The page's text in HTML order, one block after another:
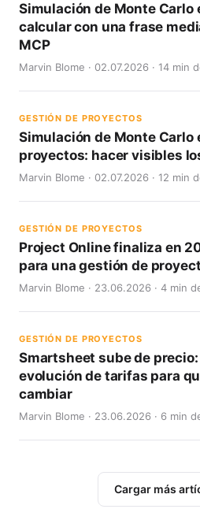
Simulación de Monte Carlo
calcular con una frase
MCP
Marvin Blome · 02.07.2026 · 14 min
GESTIÓN DE PROYECTOS
Simulación de Monte Carlo
proyectos: hacer visibles
Marvin Blome · 02.07.2026 · 12 min
GESTIÓN DE PROYECTOS
Project Online finaliza en
para una gestión de
Marvin Blome · 23.06.2026 · 4 min
GESTIÓN DE PROYECTOS
Smartsheet sube de
evolución de tarifas para
cambiar
Marvin Blome · 23.06.2026 · 6 min
Cargar más